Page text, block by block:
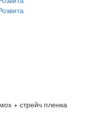
+ стрейч пленка